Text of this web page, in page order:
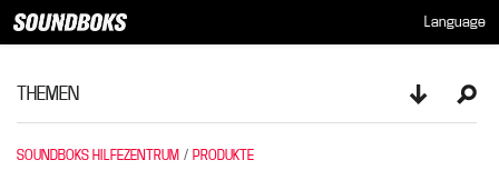
Language
THEMEN
Toggle
SOUNDBOKS HILFEZENTRUM PRODUKTE